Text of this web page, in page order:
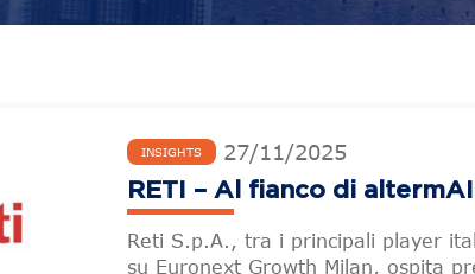
INSIGHTS 27/11/2025
RETI – Al fianco di
Reti S.p.A., tra i principali player
su Euronext Growth Milan, ospita